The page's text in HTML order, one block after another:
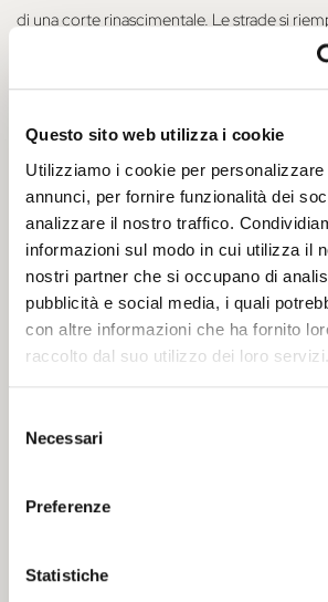
Questo sito web utilizza i cookie
Utilizziamo i cookie per
annunci, per fornire funzionalità dei
analizzare il nostro traffico.
informazioni sul modo in cui utilizza il
nostri partner che si occupano di
pubblicità e social media, i quali
con altre informazioni che ha fornito
raccolto dal suo utilizzo dei loro servizi.
delNecessari
Preferenze
Statistiche
di una corte rinascimentale. Le strade si
tamburi scandiscono il tempo e i figuranti
Magnifico Corteo che attraversa la città.
Il pacchetto include la MyFE Card, la carta
permette di visitare comodamente tutti i
è compresa anche una visita guidata al
simbolo della città. Scoprendo le prigioni ed
moltitudine di ambienti, potrai immaginare
Este, tra intrighi e potere, mentre la guida ti
di pasta fresca per scoprire i
",
due simboli assoluti della cucina ferrarese, i
coinvolgente con tanto di degustazione